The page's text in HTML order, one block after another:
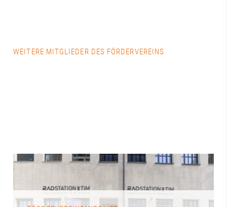
WEITERE MITGLIEDER DES FÖRDERVEREINS